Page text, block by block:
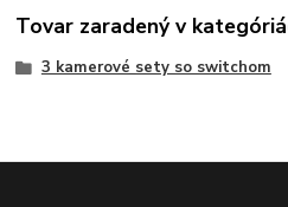
Tovar zaradený v
3 kamerové sety so switchom